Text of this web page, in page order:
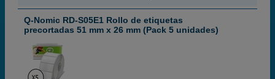
Q-Nomic RD-S05E1 Rollo de etiquetas
precortadas 51 mm x 26 mm (Pack 5 unidades)